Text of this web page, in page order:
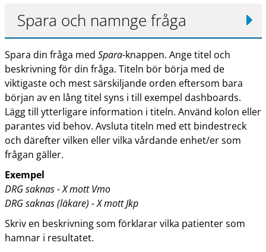
Spara och namnge fråga
Spara din fråga med Spara-knappen. Ange titel och
beskrivning för din fråga. Titeln bör börja med de
viktigaste och mest särskiljande orden eftersom bara
början av en lång titel syns i till exempel dashboards.
Lägg till ytterligare information i titeln. Använd kolon eller
parantes vid behov. Avsluta titeln med ett bindestreck
och därefter vilken eller vilka vårdande enhet/er som
frågan gäller.
Exempel
DRG saknas - X mott Vmo
DRG saknas (läkare) - X mott Jkp
Skriv en beskrivning som förklarar vilka patienter som
hamnar i resultatet.